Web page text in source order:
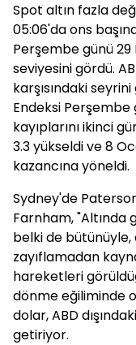
Spot altın fazla
05:06'da ons
Perşembe günü
seviyesini gördü.
karşısındaki
Endeksi Perşembe
kayıplarını ikinci
3.3 yükseldi ve 8
kazancına yöneldi.
Sydney'de
Farnham, "Altında
belki de
zayıflamadan
hareketleri
dönme eğiliminde
dolar, ABD
getiriyor.